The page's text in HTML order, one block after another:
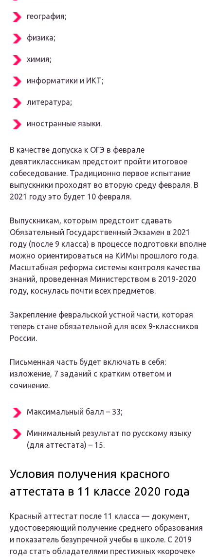
география;
физика;
химия;
информатики и ИКТ;
литература;
иностранные языки.
В качестве допуска к ОГЭ в феврале
девятиклассникам предстоит пройти итоговое
собеседование. Традиционно первое испытание
выпускники проходят во вторую среду февраля. В
2021 году это будет 10 февраля.
Выпускникам, которым предстоит сдавать
Обязательный Государственный Экзамен в 2021
году (после 9 класса) в процессе подготовки вполне
можно ориентироваться на КИМы прошлого года.
Масштабная реформа системы контроля качества
знаний, проведенная Министерством в 2019-2020
году, коснулась почти всех предметов.
Закрепление февральской устной части, которая
теперь стане обязательной для всех 9-классников
России.
Письменная часть будет включать в себя:
изложение, 7 заданий с кратким ответом и
сочинение.
Максимальный балл – 33;
Минимальный результат по русскому языку
(для аттестата) – 15.
Условия получения красного
аттестата в 11 классе 2020 года
Красный аттестат после 11 класса — документ,
удостоверяющий получение среднего образования
и показатель безупречной учебы в школе. С 2019
года стать обладателями престижных «корочек»